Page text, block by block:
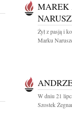
MAREK
Żył z pasją i
Marku
W dniu 21
Szostek